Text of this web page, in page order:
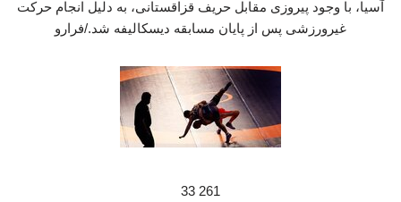
آسیا، با وجود پیروزی مقابل حریف قزاقستانی، به دلیل انجام حرکت
غیرورزشی پس از پایان مسابقه دیسکالیفه شد./فرارو
261 33